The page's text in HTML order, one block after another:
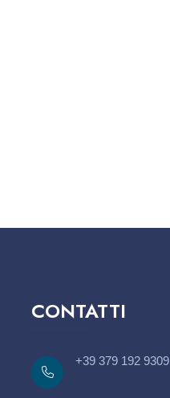
CONTATTI
+39 379 192 9309